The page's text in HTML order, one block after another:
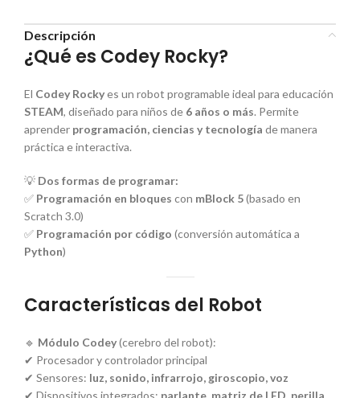
Descripción
¿Qué es Codey Rocky?
El Codey Rockyes un robot programable ideal para educación
STEAM, diseñado para niños de 6 años o más. Permite
aprender programación, ciencias y tecnología de manera
práctica e interactiva.
💡 Dos formas de programar:
✅ Programación en bloques con mBlock 5(basado en
Scratch 3.0)
✅ Programación por código (conversión automática a
Python)
Características del Robot
🔹 Módulo Codey(cerebro del robot):
✔ Procesador y controlador principal
✔ Sensores: luz, sonido, infrarrojo, giroscopio, voz
✔ Dispositivos integrados: parlante, matriz de LED, perilla